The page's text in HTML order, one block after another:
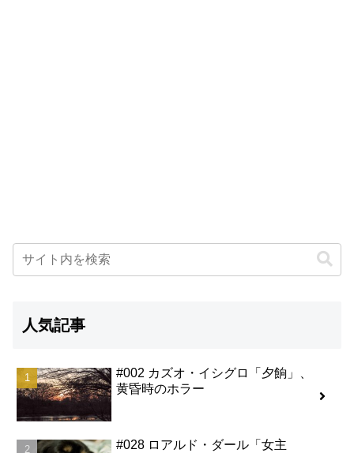
人気記事
#002 カズオ・イシグロ「夕餉」、
黄昏時のホラー
#028 ロアルド・ダール「女主